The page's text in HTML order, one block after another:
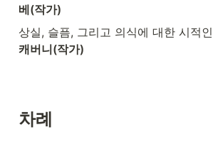
베(작가)
상실, 슬픔, 그리고 의식에 대한 시적
캐버니(작가)
차례